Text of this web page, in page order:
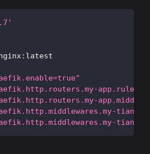
: latest